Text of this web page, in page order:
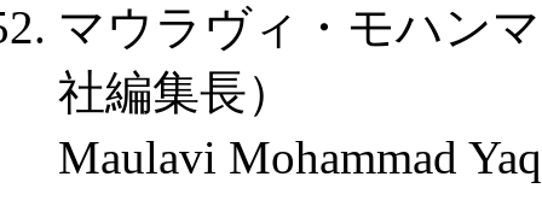
マウラヴィ・モハン
社編集長）
Maulavi Mohammad